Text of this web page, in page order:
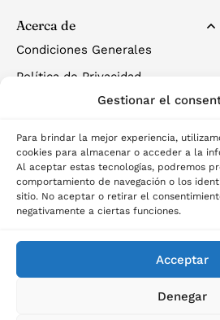
Gestionar el
Para brindar la mejor experiencia,
cookies para almacenar o acceder a la
Al aceptar estas tecnologías, podremos
comportamiento de navegación o los
sitio. No aceptar o retirar el
negativamente a ciertas funciones.
Acceptar
Denegar
Acerca de
Condiciones Generales
Política de Privacidad
Política de Cookies
©2025 Palau del